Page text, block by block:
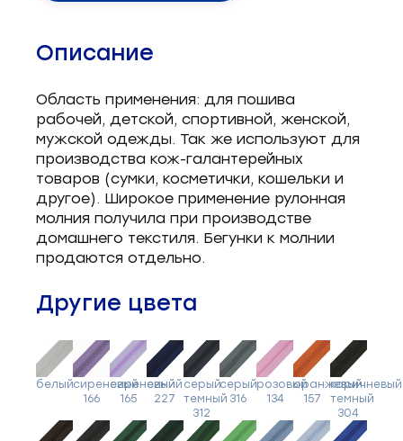
Описание
Область применения: для пошива
рабочей, детской, спортивной, женской,
мужской одежды. Так же используют для
производства кож-галантерейных
товаров (сумки, косметички, кошельки и
другое). Широкое применение рулонная
молния получила при производстве
домашнего текстиля. Бегунки к молнии
продаются отдельно.
Другие цвета
белыйсиреневый
166
сиреневый
165
синий
227
серый
темный
312
серый
316
розовый
134
оранжевый
157
коричневый
темный
304